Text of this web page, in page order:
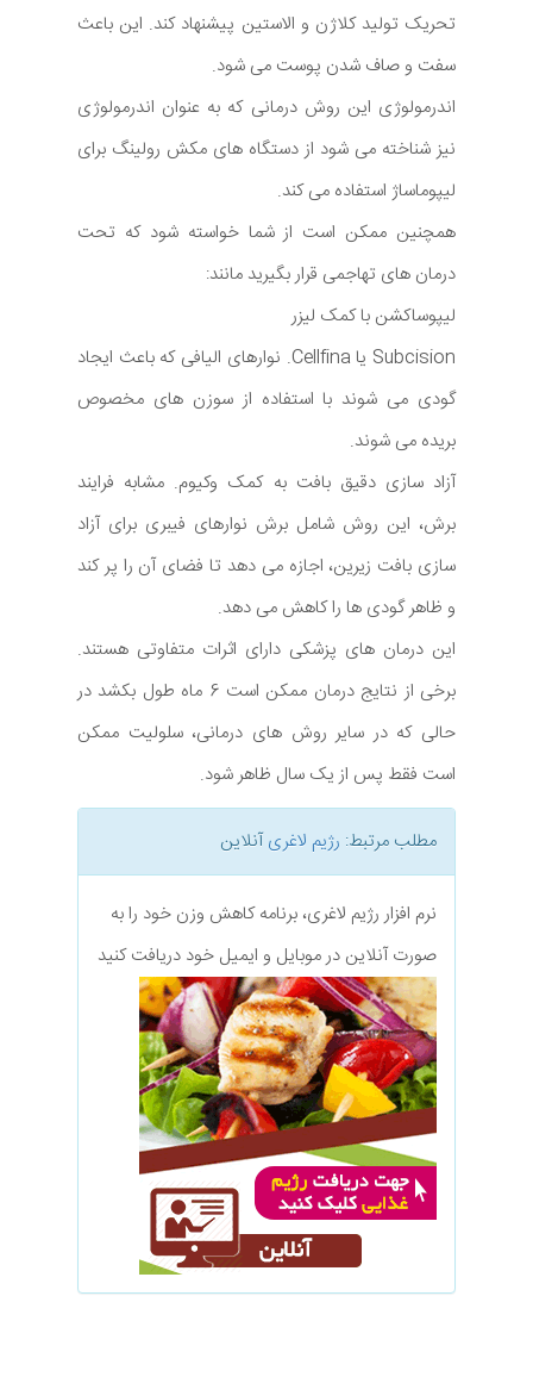
تحریک تولید کلاژن و الاستین پیشنهاد کند. این باعث
سفت و صاف شدن پوست می شود.
اندرمولوژی این روش درمانی که به عنوان اندرمولوژی
نیز شناخته می شود از دستگاه های مکش رولینگ برای
لیپوماساژ استفاده می کند.
همچنین ممکن است از شما خواسته شود که تحت
درمان های تهاجمی قرار بگیرید مانند:
لیپوساکشن با کمک لیزر
Subcision یا Cellfina. نوارهای الیافی که باعث ایجاد
گودی می شوند با استفاده از سوزن های مخصوص
بریده می شوند.
آزاد سازی دقیق بافت به کمک وکیوم. مشابه فرایند
برش، این روش شامل برش نوارهای فیبری برای آزاد
سازی بافت زیرین، اجازه می دهد تا فضای آن را پر کند
و ظاهر گودی ها را کاهش می دهد.
این درمان های پزشکی دارای اثرات متفاوتی هستند.
برخی از نتایج درمان ممکن است 6 ماه طول بکشد در
حالی که در سایر روش های درمانی، سلولیت ممکن
است فقط پس از یک سال ظاهر شود.
مطلب مرتبط: رژیم لاغریآنلاین
نرم افزار رژیم لاغری، برنامه کاهش وزن خود را به
صورت آنلاین در موبایل و ایمیل خود دریافت کنید